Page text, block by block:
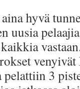
hyvä
uusia
3